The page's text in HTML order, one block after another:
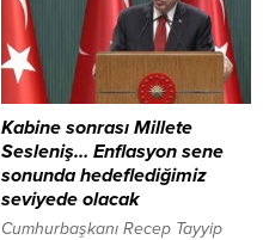
Kabine sonrası Millete
Sesleniş… Enflasyon sene
sonunda hedeflediğimiz
seviyede olacak
Cumhurbaşkanı Recep Tayyip